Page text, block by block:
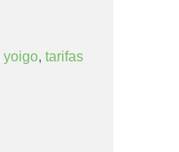
yoigo, tarifas